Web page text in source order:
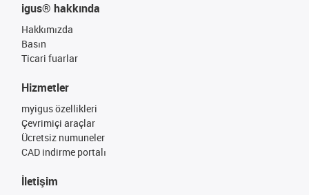
igus® hakkında
Hakkımızda
Basın
Ticari fuarlar
Hizmetler
myigus özellikleri
Çevrimiçi araçlar
Ücretsiz numuneler
CAD indirme portalı
İletişim